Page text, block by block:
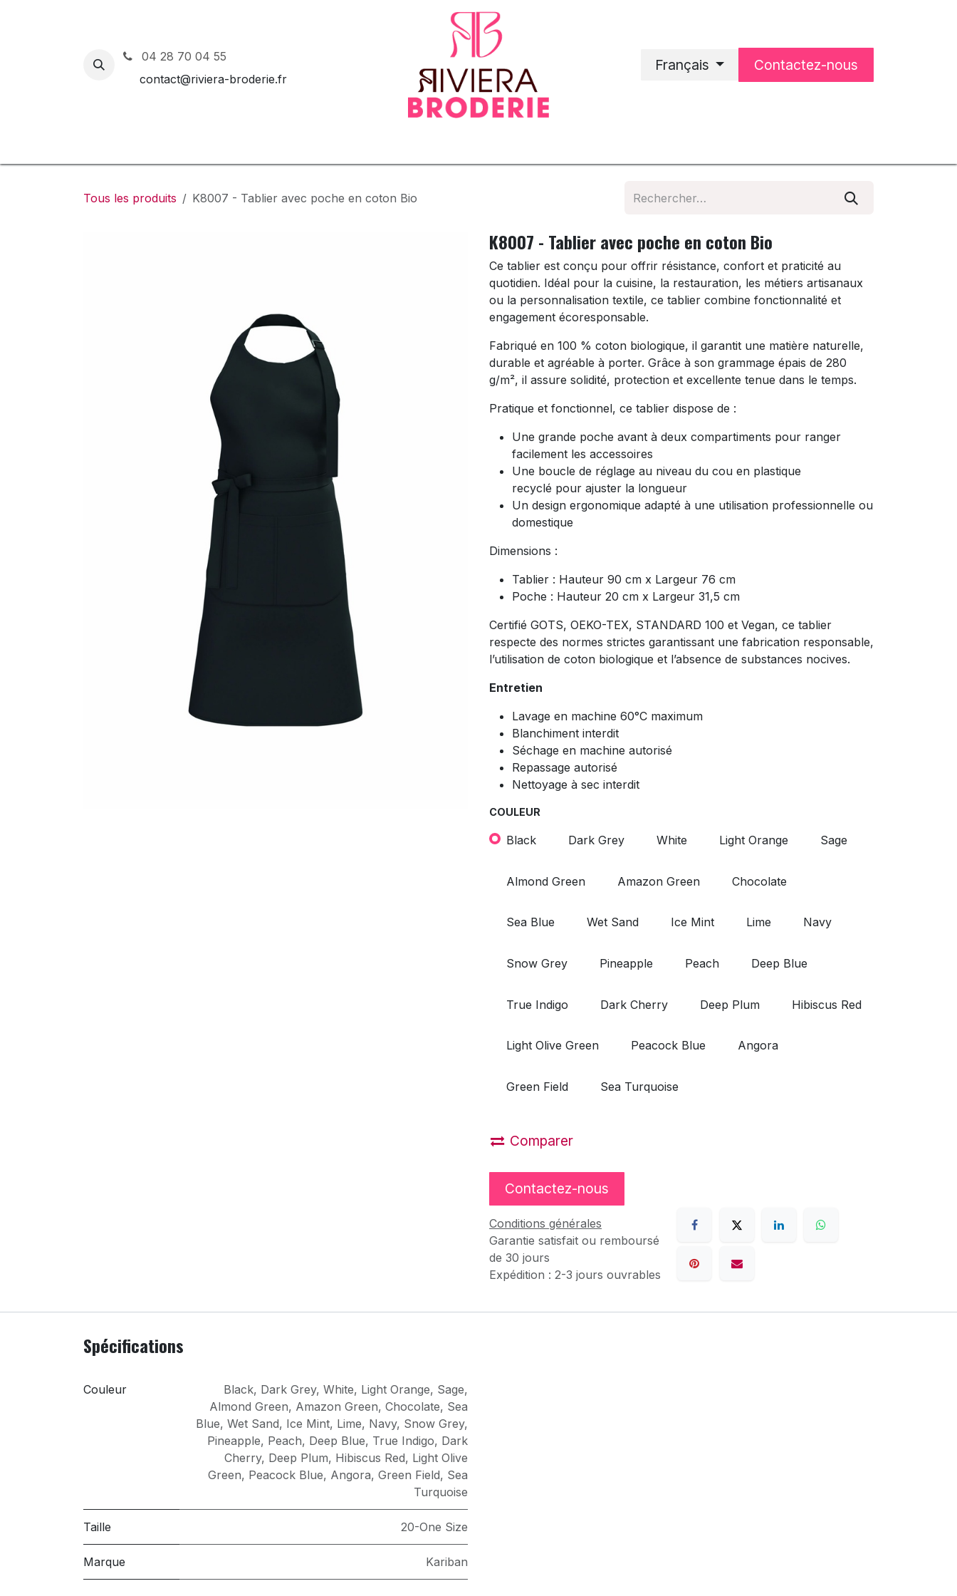
04 28 70 04 55
contact@riviera-broderie.fr
Français Contactez-nous
Tous les produits K8007 - Tablier avec poche en coton Bio
K8007 - Tablier avec poche en coton Bio
Ce tablier est conçu pour offrir résistance, confort et praticité au
quotidien. Idéal pour la cuisine, la restauration, les métiers artisanaux
ou la personnalisation textile, ce tablier combine fonctionnalité et
engagement écoresponsable.
Fabriqué en 100 % coton biologique, il garantit une matière naturelle,
durable et agréable à porter. Grâce à son grammage épais de 280
g/m², il assure solidité, protection et excellente tenue dans le temps.
Pratique et fonctionnel, ce tablier dispose de :
Une grande poche avant à deux compartiments pour ranger
facilement les accessoires
Une boucle de réglage au niveau du cou en plastique
recyclé pour ajuster la longueur
Un design ergonomique adapté à une utilisation professionnelle ou
domestique
Dimensions :
Tablier : Hauteur 90 cm x Largeur 76 cm
Poche : Hauteur 20 cm x Largeur 31,5 cm
Certifié GOTS, OEKO-TEX, STANDARD 100 et Vegan, ce tablier
respecte des normes strictes garantissant une fabrication responsable,
l’utilisation de coton biologique et l’absence de substances nocives.
Entretien
Lavage en machine 60°C maximum
Blanchiment interdit
Séchage en machine autorisé
Repassage autorisé
Nettoyage à sec interdit
COULEUR
Black Dark Grey White Light Orange Sage
Almond Green Amazon Green Chocolate
Sea Blue Wet Sand Ice Mint Lime Navy
Snow Grey Pineapple Peach Deep Blue
True Indigo Dark Cherry Deep Plum Hibiscus Red
Light Olive Green Peacock Blue Angora
Green Field Sea Turquoise
Comparer
Contactez-nous
Conditions générales
Garantie satisfait ou remboursé
de 30 jours
Expédition : 2-3 jours ouvrables
Spécifications
Couleur Black, Dark Grey, White, Light Orange, Sage,
Almond Green, Amazon Green, Chocolate, Sea
Blue, Wet Sand, Ice Mint, Lime, Navy, Snow Grey,
Pineapple, Peach, Deep Blue, True Indigo, Dark
Cherry, Deep Plum, Hibiscus Red, Light Olive
Green, Peacock Blue, Angora, Green Field, Sea
Turquoise
Taille 20-One Size
Marque Kariban